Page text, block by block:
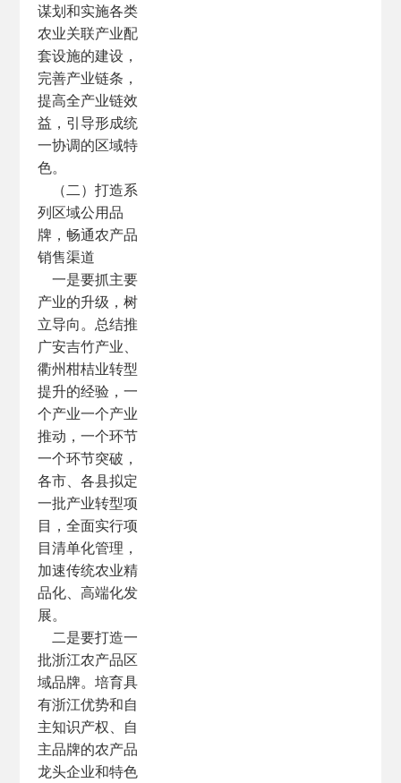
谋划和实施各类
农业关联产业配
套设施的建设，
完善产业链条，
提高全产业链效
益，引导形成统
一协调的区域特
色。
（二）打造系
列区域公用品
牌，畅通农产品
销售渠道
一是要抓主要
产业的升级，树
立导向。总结推
广安吉竹产业、
衢州柑桔业转型
提升的经验，一
个产业一个产业
推动，一个环节
一个环节突破，
各市、各县拟定
一批产业转型项
目，全面实行项
目清单化管理，
加速传统农业精
品化、高端化发
展。
二是要打造一
批浙江农产品区
域品牌。培育具
有浙江优势和自
主知识产权、自
主品牌的农产品
龙头企业和特色